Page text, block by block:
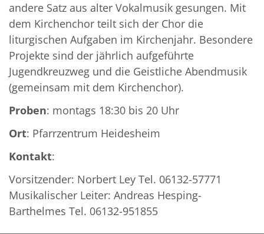
andere Satz aus alter Vokalmusik gesungen. Mit
dem Kirchenchor teilt sich der Chor die
liturgischen Aufgaben im Kirchenjahr. Besondere
Projekte sind der jährlich aufgeführte
Jugendkreuzweg und die Geistliche Abendmusik
(gemeinsam mit dem Kirchenchor).
Proben: montags 18:30 bis 20 Uhr
Ort: Pfarrzentrum Heidesheim
Kontakt:
Vorsitzender: Norbert Ley Tel. 06132-57771
Musikalischer Leiter: Andreas Hesping-
Barthelmes Tel. 06132-951855